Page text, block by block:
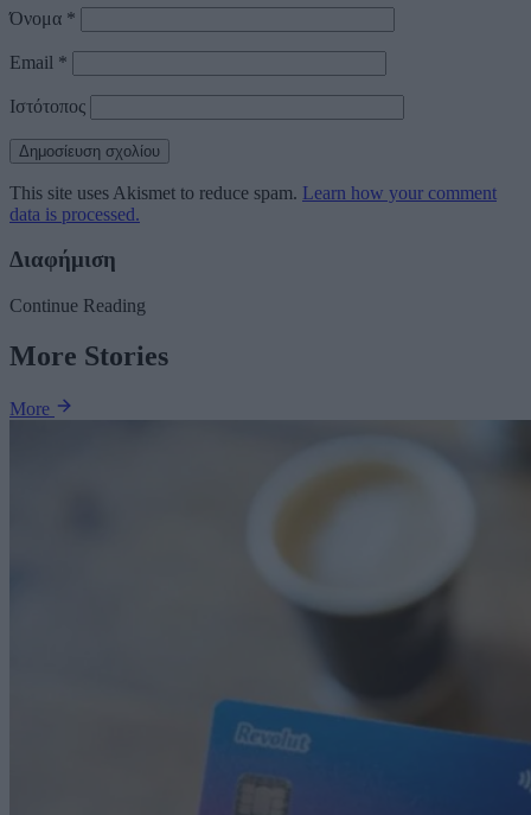
Όνομα *
Email *
Ιστότοπος
This site uses Akismet to reduce spam. Learn how your comment
data is processed.
Διαφήμιση
Continue Reading
More Stories
More